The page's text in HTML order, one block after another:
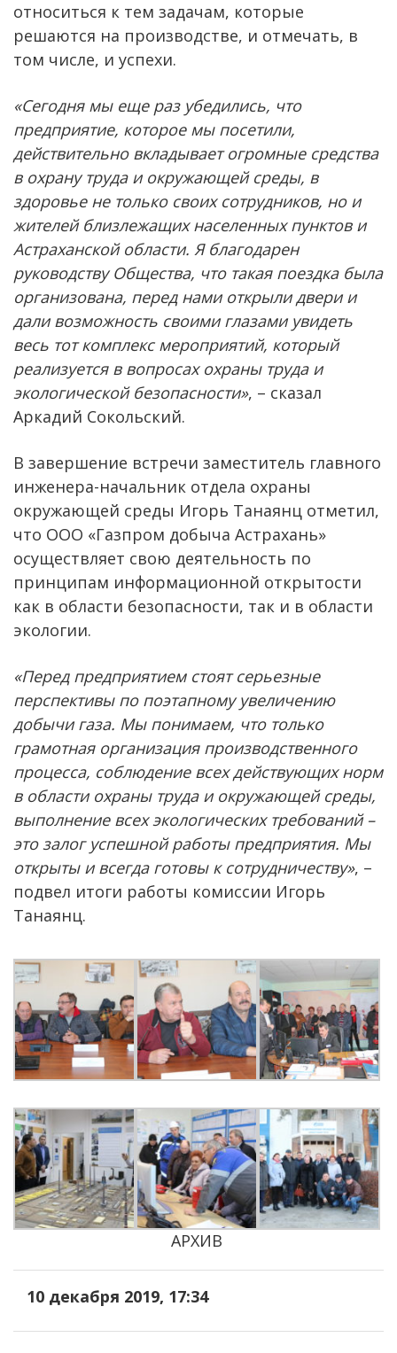
относиться к тем задачам, которые
решаются на производстве, и отмечать, в
том числе, и успехи.
«Сегодня мы еще раз убедились, что
предприятие, которое мы посетили,
действительно вкладывает огромные средства
в охрану труда и окружающей среды, в
здоровье не только своих сотрудников, но и
жителей близлежащих населенных пунктов и
Астраханской области. Я благодарен
руководству Общества, что такая поездка была
организована, перед нами открыли двери и
дали возможность своими глазами увидеть
весь тот комплекс мероприятий, который
реализуется в вопросах охраны труда и
экологической безопасности», – сказал
Аркадий Сокольский.
В завершение встречи заместитель главного
инженера-начальник отдела охраны
окружающей среды Игорь Танаянц отметил,
что ООО «Газпром добыча Астрахань»
осуществляет свою деятельность по
принципам информационной открытости
как в области безопасности, так и в области
экологии.
«Перед предприятием стоят серьезные
перспективы по поэтапному увеличению
добычи газа. Мы понимаем, что только
грамотная организация производственного
процесса, соблюдение всех действующих норм
в области охраны труда и окружающей среды,
выполнение всех экологических требований –
это залог успешной работы предприятия. Мы
открыты и всегда готовы к сотрудничеству», –
подвел итоги работы комиссии Игорь
Танаянц.
АРХИВ
10 декабря 2019, 17:34